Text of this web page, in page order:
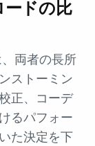
ードの比
両者の長所
ストーミン
正、コーデ
るパフォー
た決定を下